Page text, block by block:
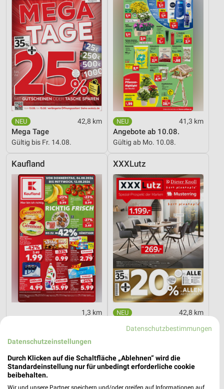
42,8 km
Mega Tage
Gültig bis Fr. 14.08.
41,3 km
Angebote ab 10.08.
Gültig ab Mo. 10.08.
Kaufland
1,3 km
XXXLutz
42,8 km
Gültig bis Fr. 21.08.
XXXLutz XXXLutz
Datenschutzbestimmungen
Datenschutzeinstellungen
Durch Klicken auf die Schaltfläche „Ablehnen“ wird die
Standardeinstellung nur für unbedingt erforderliche cookie
beibehalten.
Wir und unsere Partner speichern und/oder greifen auf Informationen auf